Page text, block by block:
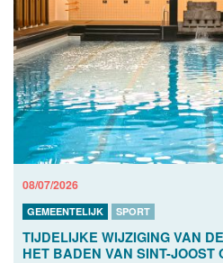
08/07/2026
GEMEENTELIJK SPORT
TIJDELIJKE WIJZIGING VAN
HET BADEN VAN SINT-JOOST